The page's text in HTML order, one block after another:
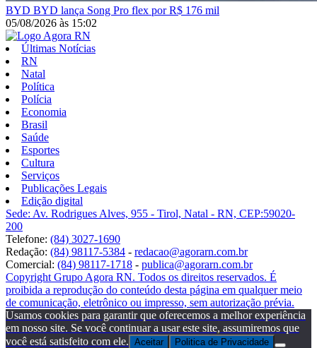
BYD BYD lança Song Pro flex por R$ 176 mil
05/08/2026 às 15:02
Últimas Notícias
RN
Natal
Política
Polícia
Economia
Brasil
Saúde
Esportes
Cultura
Serviços
Publicações Legais
Edição digital
Sede: Av. Rodrigues Alves, 955 - Tirol, Natal - RN, CEP:59020-
200
Telefone: (84) 3027-1690
Redação: (84) 98117-5384 - redacao@agorarn.com.br
Comercial: (84) 98117-1718 - publica@agorarn.com.br
Copyright Grupo Agora RN. Todos os direitos reservados. É
proibida a reprodução do conteúdo desta página em qualquer meio
de comunicação, eletrônico ou impresso, sem autorização prévia.
Usamos cookies para garantir que oferecemos a melhor experiência
em nosso site. Se você continuar a usar este site, assumiremos que
você está satisfeito com ele. Aceitar Politica de Privacidade